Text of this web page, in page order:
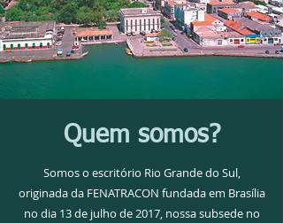
Quem somos?
Somos o escritório Rio Grande do Sul,
originada da FENATRACON fundada em Brasília
no dia 13 de julho de 2017, nossa subsede no